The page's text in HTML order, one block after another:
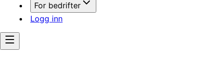
For bedrifter
Logg inn